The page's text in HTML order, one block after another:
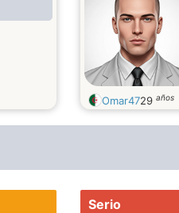
Omar4729 años
Serio